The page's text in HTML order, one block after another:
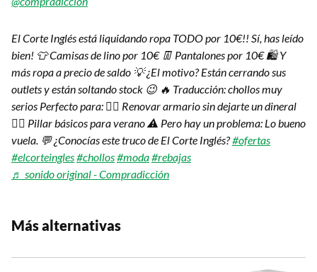
El Corte Inglés está liquidando ropa TODO por 10€!! Sí, has leído
bien! 👕 Camisas de lino por 10€ 👖 Pantalones por 10€ 🛍️ Y
más ropa a precio de saldo 💡 ¿El motivo? Están cerrando sus
outlets y están soltando stock 😉 🔥 Traducción: chollos muy
serios Perfecto para: 👉🏽 Renovar armario sin dejarte un dineral
👉🏽 Pillar básicos para verano ⚠️ Pero hay un problema: Lo bueno
vuela. 💬 ¿Conocías este truco de El Corte Inglés?#ofertas
#elcorteingles#chollos#moda#rebajas
♬ sonido original - Compradicción
Más alternativas